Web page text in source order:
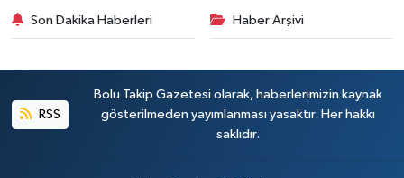
Son Dakika Haberleri Haber Arşivi
RSS
Bolu Takip Gazetesi olarak, haberlerimizin kaynak
gösterilmeden yayımlanması yasaktır. Her hakkı
saklıdır.